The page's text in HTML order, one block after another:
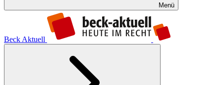
Menü
Beck Aktuell